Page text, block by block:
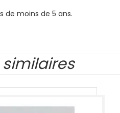
de moins de 5 ans.